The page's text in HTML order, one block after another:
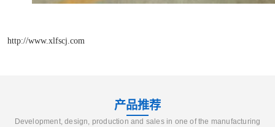
http://www.xlfscj.com
产品推荐
Development, design, production and sales in one of the manufacturing